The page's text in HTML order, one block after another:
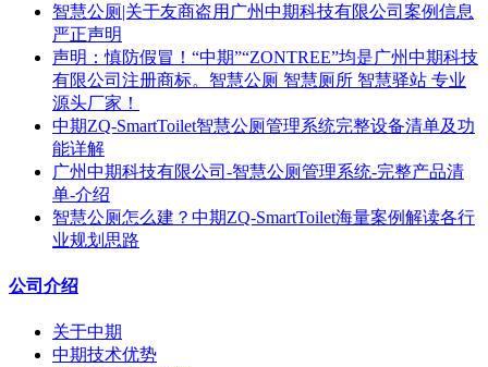
智慧公厕|关于友商盗用广州中期科技有限公司案例信息
严正声明
声明：慎防假冒！“中期”“ZONTREE”均是广州中期科技
有限公司注册商标。智慧公厕 智慧厕所 智慧驿站 专业
源头厂家！
中期ZQ-SmartToilet智慧公厕管理系统完整设备清单及功
能详解
广州中期科技有限公司-智慧公厕管理系统-完整产品清
单-介绍
智慧公厕怎么建？中期ZQ-SmartToilet海量案例解读各行
业规划思路
公司介绍
关于中期
中期技术优势